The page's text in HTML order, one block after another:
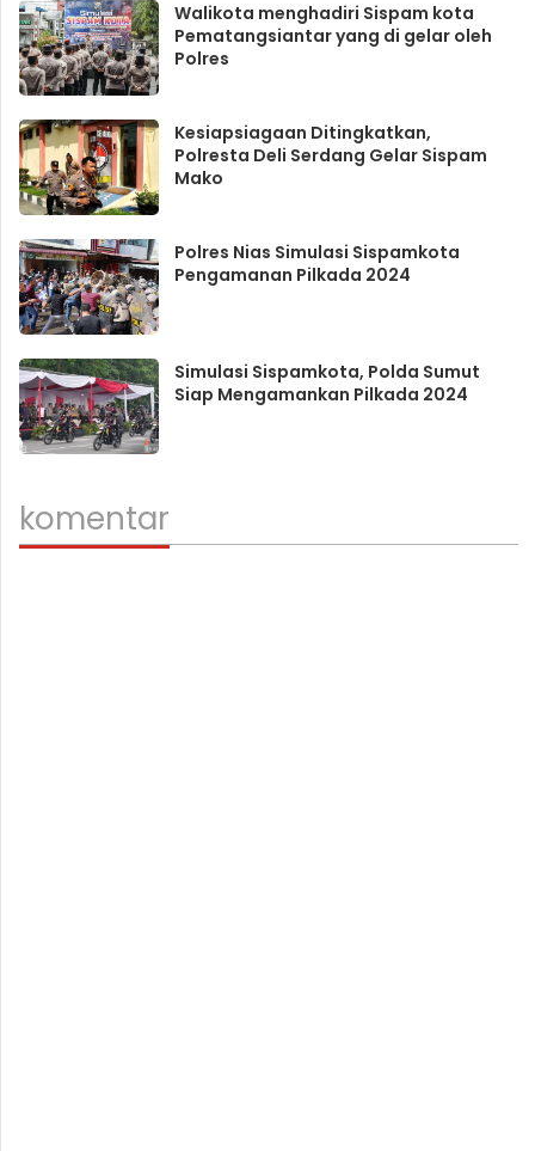
Walikota menghadiri Sispam kota
Pematangsiantar yang di gelar oleh
Polres
Kesiapsiagaan Ditingkatkan,
Polresta Deli Serdang Gelar Sispam
Mako
Polres Nias Simulasi Sispamkota
Pengamanan Pilkada 2024
Simulasi Sispamkota, Polda Sumut
Siap Mengamankan Pilkada 2024
komentar